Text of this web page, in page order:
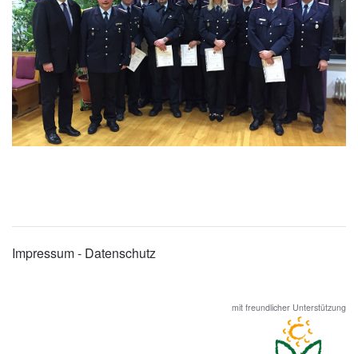
Impressum - Datenschutz
mit freundlicher Unterstützung